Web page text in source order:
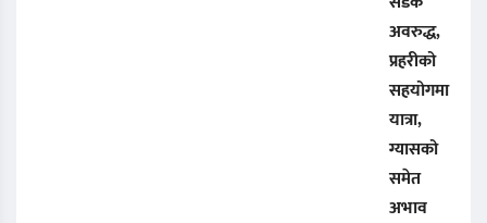
अवरुद्ध,
प्रहरीको
सहयोगमा
यात्रा,
ग्यासको
समेत
अभाव